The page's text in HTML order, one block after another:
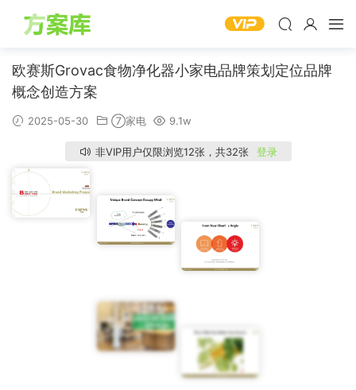
欧赛斯Grovac食物净化器小家电品牌策划定位品牌
概念创造方案
2025-05-30 ⑦家电 9.1w
非VIP用户仅限浏览12张，共32张 登录